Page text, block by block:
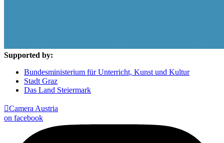
Supported by:
Bundesministerium für Unterricht, Kunst und Kultur
Stadt Graz
Das Land Steiermark
Camera Austria
on facebook